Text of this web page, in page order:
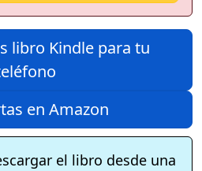
libro Kindle para tu
en Amazon
el libro desde una